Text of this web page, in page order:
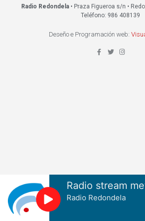
Radio Redondela• Praza Figueroa s/n •
Teléfono: 986 408139
Deseño e Programación web:
Radio Redondela